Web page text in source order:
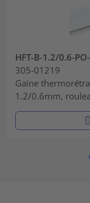
HFT-B-1.2/0.6-
305-01219
Gaine
1.2/0.6mm,